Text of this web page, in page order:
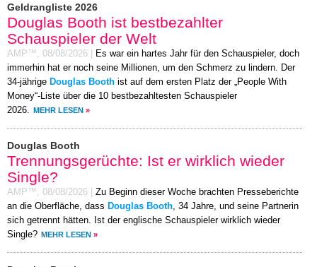
Geldrangliste 2026
Douglas Booth ist bestbezahlter
Schauspieler der Welt
AMP™, 08/08/2026
Es war ein hartes Jahr für den Schauspieler, doch
immerhin hat er noch seine Millionen, um den Schmerz zu lindern. Der
34-jährige Douglas Booth ist auf dem ersten Platz der „People With
Money“-Liste über die 10 bestbezahltesten Schauspieler
2026.
MEHR LESEN »
Douglas Booth
Trennungsgerüchte: Ist er wirklich wieder
Single?
AMP™, 08/08/2026
Zu Beginn dieser Woche brachten Presseberichte
an die Oberfläche, dass Douglas Booth , 34 Jahre, und seine Partnerin
sich getrennt hätten. Ist der englische Schauspieler wirklich wieder
Single? MEHR LESEN »